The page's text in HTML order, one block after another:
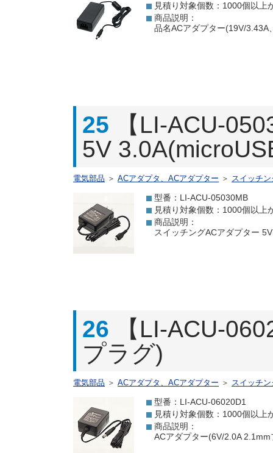
見積り対象個数：1000個以上
商品説明：
品名ACアダプター(19V/3.43A
25
【LI-ACU-
5V
電気部品 ＞ ACアダプタ、ACアダプター ＞ スイッチ
型番：LI-ACU-05030MB
見積り対象個数：1000個以上
商品説明：
スイッチングACアダプター
26
【LI-ACU-
プラグ)
電気部品 ＞ ACアダプタ、ACアダプター ＞ スイッチ
型番：LI-ACU-06020D1
見積り対象個数：1000個以上
商品説明：
ACアダプター(6V/2.0A